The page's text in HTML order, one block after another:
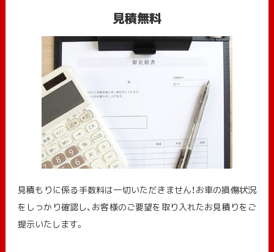
見積無料
見積もりに係る手数料は一切いただきません！お車の損傷状況
をしっかり確認し、お客様のご要望を取り入れたお見積りをご
提示いたします。